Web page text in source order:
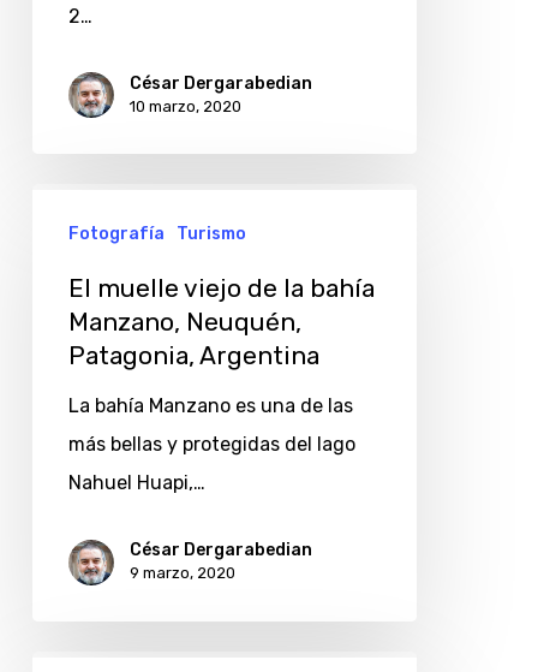
Patagonia,
2…
César Dergarabedian
10 marzo, 2020
muelle
viejo
bahía
Manzano,
Neuquén,
Argentina
Fotografía Turismo
El muelle viejo de la bahía
Manzano, Neuquén,
Patagonia, Argentina
La bahía Manzano es una de las
más bellas y protegidas del lago
Nahuel Huapi,…
César Dergarabedian
9 marzo, 2020